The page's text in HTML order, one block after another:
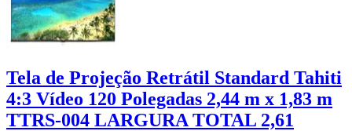
Tela de Projeção Retrátil Standard Tahiti
4:3 Vídeo 120 Polegadas 2,44 m x 1,83 m
TTRS-004 LARGURA TOTAL 2,61